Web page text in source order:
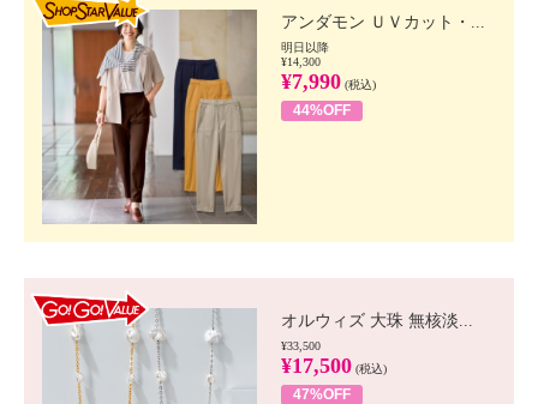
アンダモン ＵＶカット・...
明日以降
¥14,300
¥7,990 (税込)
44%OFF
オルウィズ 大珠 無核淡...
¥33,500
¥17,500 (税込)
47%OFF